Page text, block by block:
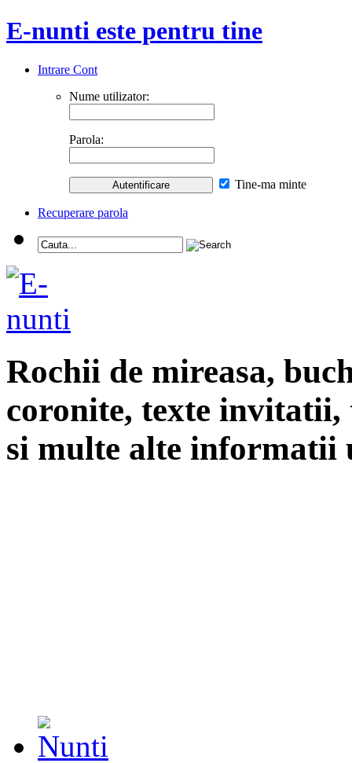
E-nunti este pentru tine
Intrare Cont
Nume utilizator:
Parola:
Tine-ma minte
Recuperare parola
Rochii de mireasa,
coronite, texte
si multe alte informatii